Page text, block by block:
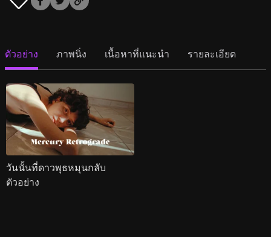
ตัวอย่าง ภาพนิ่ง เนื้อหาที่แนะนำ รายละเอียด
วันนั้นที่ดาวพุธหมุนกลับ
ตัวอย่าง